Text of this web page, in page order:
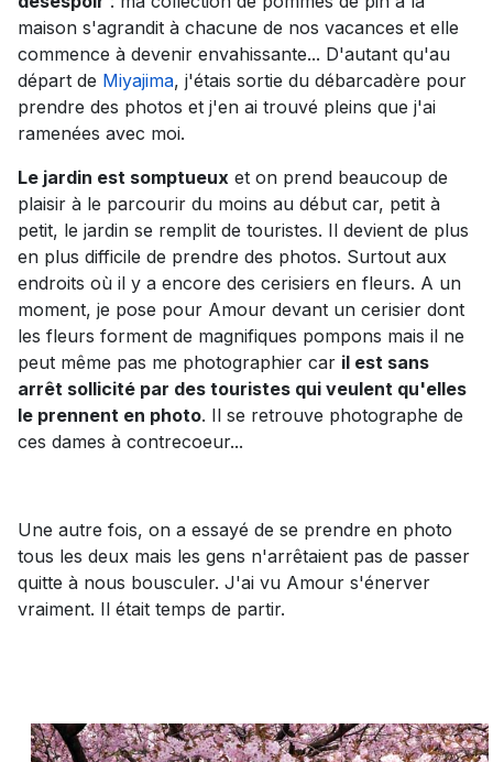
maison s'agrandit à chacune de nos vacances et elle
commence à devenir envahissante... D'autant qu'au
départ de Miyajima, j'étais sortie du débarcadère pour
prendre des photos et j'en ai trouvé pleins que j'ai
ramenées avec moi.
Le jardin est somptueux et on prend beaucoup de
plaisir à le parcourir du moins au début car, petit à
petit, le jardin se remplit de touristes. Il devient de plus
en plus difficile de prendre des photos. Surtout aux
endroits où il y a encore des cerisiers en fleurs. A un
moment, je pose pour Amour devant un cerisier dont
les fleurs forment de magnifiques pompons mais il ne
peut même pas me photographier car il est sans
arrêt sollicité par des touristes qui veulent qu'elles
le prennent en photo. Il se retrouve photographe de
ces dames à contrecoeur...
Une autre fois, on a essayé de se prendre en photo
tous les deux mais les gens n'arrêtaient pas de passer
quitte à nous bousculer. J'ai vu Amour s'énerver
vraiment. Il était temps de partir.